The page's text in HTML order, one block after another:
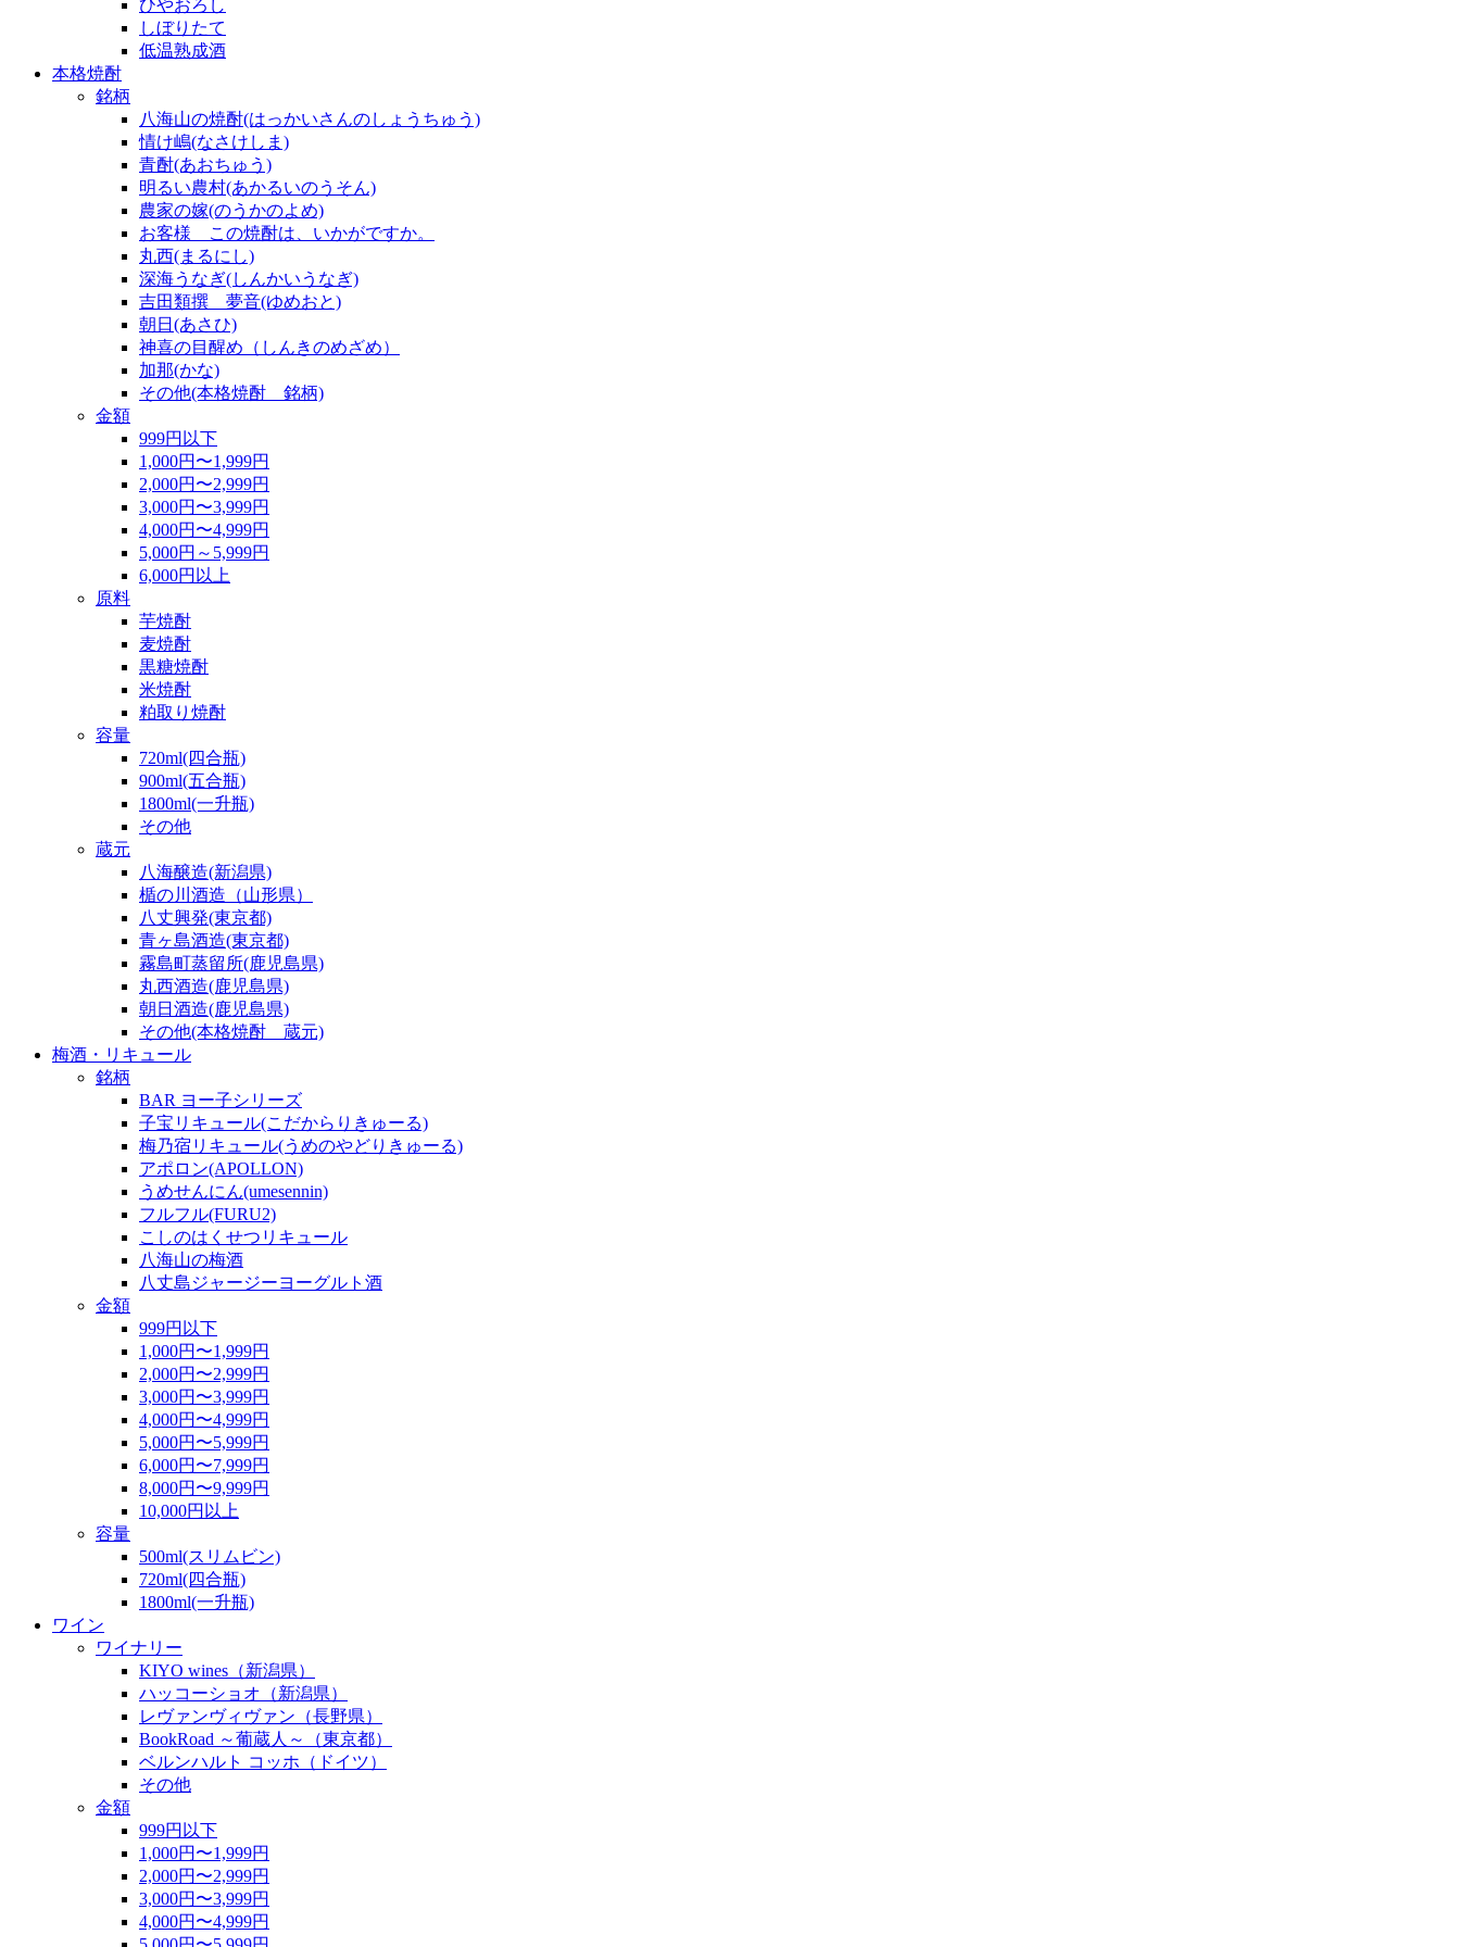
ひやおろし
しぼりたて
低温熟成酒
本格焼酎
銘柄
八海山の焼酎(はっかいさんのしょうちゅう)
情け嶋(なさけしま)
青酎(あおちゅう)
明るい農村(あかるいのうそん)
農家の嫁(のうかのよめ)
お客様 この焼酎は、いかがですか。
丸西(まるにし)
深海うなぎ(しんかいうなぎ)
吉田類撰 夢音(ゆめおと)
朝日(あさひ)
神喜の目醒め（しんきのめざめ）
加那(かな)
その他(本格焼酎 銘柄)
金額
999円以下
1,000円〜1,999円
2,000円〜2,999円
3,000円〜3,999円
4,000円〜4,999円
5,000円～5,999円
6,000円以上
原料
芋焼酎
麦焼酎
黒糖焼酎
米焼酎
粕取り焼酎
容量
720ml(四合瓶)
900ml(五合瓶)
1800ml(一升瓶)
その他
蔵元
八海醸造(新潟県)
楯の川酒造（山形県）
八丈興発(東京都)
青ヶ島酒造(東京都)
霧島町蒸留所(鹿児島県)
丸西酒造(鹿児島県)
朝日酒造(鹿児島県)
その他(本格焼酎 蔵元)
梅酒・リキュール
銘柄
BAR ヨー子シリーズ
子宝リキュール(こだからりきゅーる)
梅乃宿リキュール(うめのやどりきゅーる)
アポロン(APOLLON)
うめせんにん(umesennin)
フルフル(FURU2)
こしのはくせつリキュール
八海山の梅酒
八丈島ジャージーヨーグルト酒
金額
999円以下
1,000円〜1,999円
2,000円〜2,999円
3,000円〜3,999円
4,000円〜4,999円
5,000円〜5,999円
6,000円〜7,999円
8,000円〜9,999円
10,000円以上
容量
500ml(スリムビン)
720ml(四合瓶)
1800ml(一升瓶)
ワイン
ワイナリー
KIYO wines（新潟県）
ハッコーショオ（新潟県）
レヴァンヴィヴァン（長野県）
BookRoad ～葡蔵人～（東京都）
ベルンハルト コッホ（ドイツ）
その他
金額
999円以下
1,000円〜1,999円
2,000円〜2,999円
3,000円〜3,999円
4,000円〜4,999円